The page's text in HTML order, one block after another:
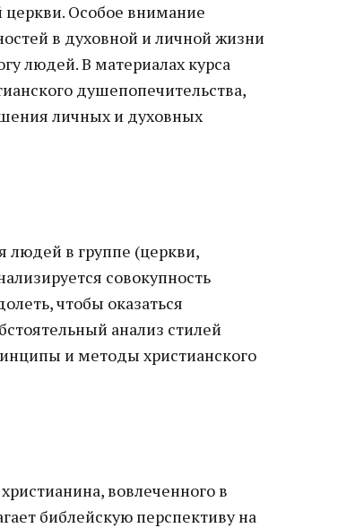
Особое внимание
в духовной и личной жизни
людей. В материалах курса
душепопечительства,
личных и духовных
людей в группе (церкви,
совокупность
чтобы оказаться
анализ стилей
и методы христианского
вовлеченного в
библейскую перспективу на